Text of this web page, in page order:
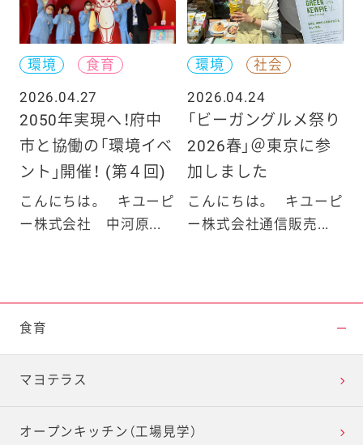
環境
食育
2026.04.27
2050年実現へ！府中
市と協働の「環境イベ
ント」開催！ (第４回)
こんにちは。 キユーピ
ー株式会社 中河原...
環境
社会
2026.04.24
「ビーガングルメ祭り
2026春」＠東京に参
加しました
こんにちは。 キユーピ
ー株式会社通信販売...
食育
マヨテラス
オープンキッチン（工場見学）